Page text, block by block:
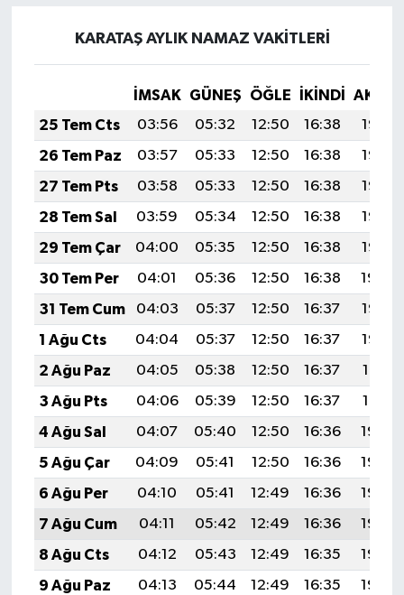
KARATAŞ AYLIK NAMAZ VAKITLERI
İMSAK GÜNEŞ ÖĞLE İKINDI
25 Tem Cts
03:56 05:32 12:50 16:38
19:58
26 Tem Paz
03:57 05:33 12:50 16:38
19:57
27 Tem Pts
03:58 05:33 12:50 16:38
19:57
28 Tem Sal
03:59 05:34 12:50 16:38
19:56
29 Tem Çar
04:00 05:35 12:50 16:38
19:55
30 Tem Per
04:01 05:36 12:50 16:38
19:54
31 Tem Cum
04:03 05:37 12:50 16:37
19:53
1 Ağu Cts
04:04 05:37 12:50 16:37
19:52
2 Ağu Paz
04:05 05:38 12:50 16:37
19:51
3 Ağu Pts
04:06 05:39 12:50 16:37
19:51
4 Ağu Sal
04:07 05:40 12:50 16:36
19:50
5 Ağu Çar
04:09 05:41 12:50 16:36
19:49
6 Ağu Per
04:10 05:41 12:49 16:36
19:48
7 Ağu Cum
04:11 05:42 12:49 16:36
19:46
8 Ağu Cts
04:12 05:43 12:49 16:35
19:45
9 Ağu Paz
04:13 05:44 12:49 16:35
19:44